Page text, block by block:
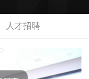
人才招聘